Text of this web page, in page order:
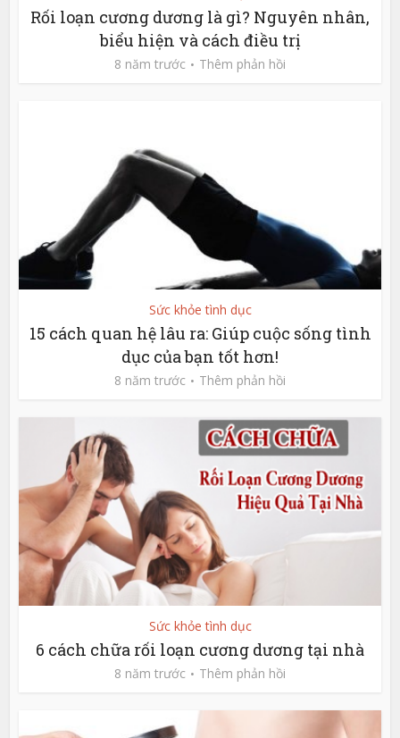
Rối loạn cương dương là gì? Nguyên nhân,
biểu hiện và cách điều trị
8 năm trước Thêm phản hồi
Sức khỏe tình dục
15 cách quan hệ lâu ra: Giúp cuộc sống tình
dục của bạn tốt hơn!
8 năm trước Thêm phản hồi
Sức khỏe tình dục
6 cách chữa rối loạn cương dương tại nhà
8 năm trước Thêm phản hồi